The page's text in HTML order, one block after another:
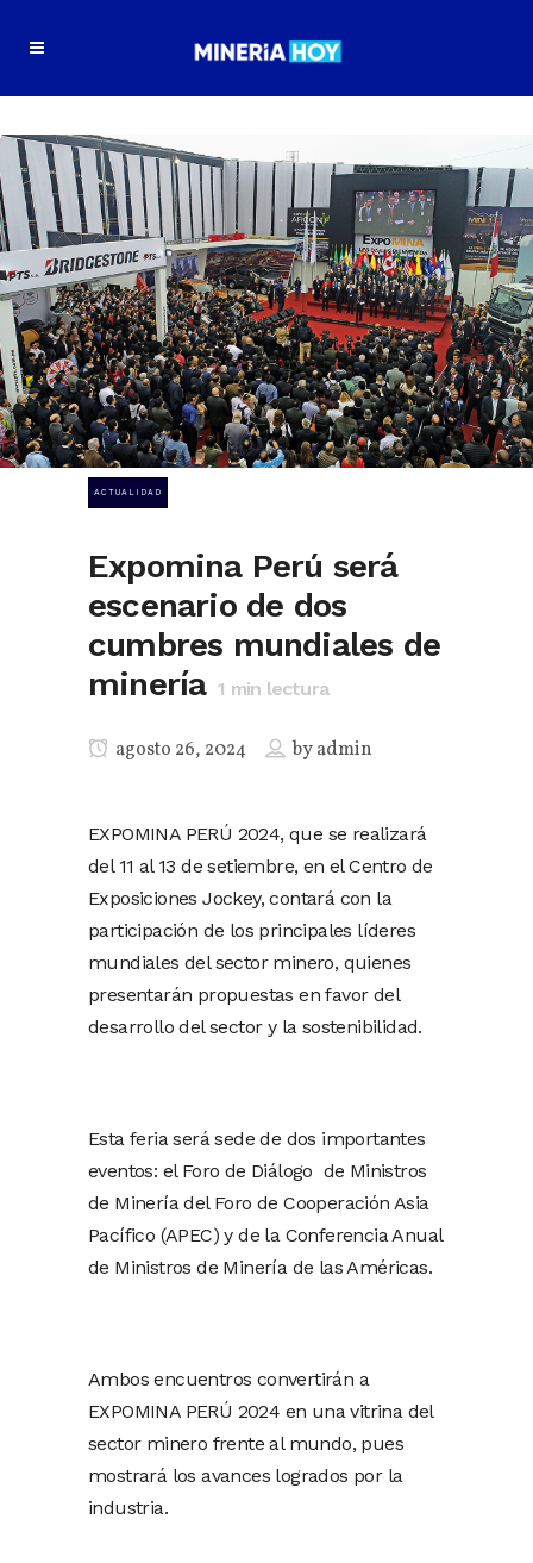
ACTUALIDAD
Expomina Perú será
escenario de dos
cumbres mundiales de
minería 1 min lectura
agosto 26, 2024 byadmin
EXPOMINA PERÚ 2024, que se realizará
del 11 al 13 de setiembre, en el Centro de
Exposiciones Jockey, contará con la
participación de los principales líderes
mundiales del sector minero, quienes
presentarán propuestas en favor del
desarrollo del sector y la sostenibilidad.
Esta feria será sede de dos importantes
eventos: el Foro de Diálogo de Ministros
de Minería del Foro de Cooperación Asia
Pacífico (APEC) y de la Conferencia Anual
de Ministros de Minería de las Américas.
Ambos encuentros convertirán a
EXPOMINA PERÚ 2024 en una vitrina del
sector minero frente al mundo, pues
mostrará los avances logrados por la
industria.